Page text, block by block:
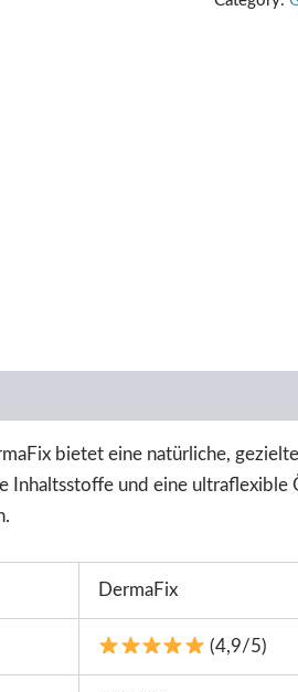
bietet eine natürliche,
und eine ultraflexible
DermaFix
(4,9/5)